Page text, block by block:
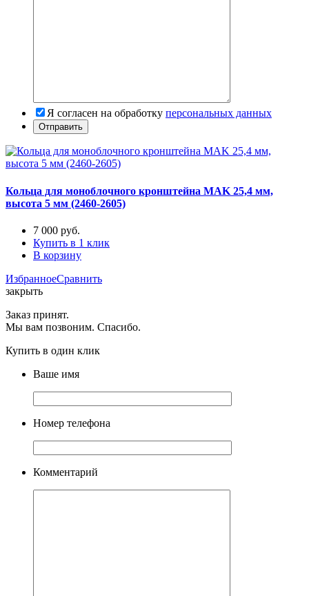
Я согласен на обработку персональных данных
Кольца для моноблочного кронштейна MAK 25,4 мм,
высота 5 мм (2460-2605)
7 000 руб.
Купить в 1 клик
В корзину
ИзбранноеСравнить
закрыть
Заказ принят.
Мы вам позвоним. Спасибо.
Купить в один клик
Ваше имя
Номер телефона
Комментарий